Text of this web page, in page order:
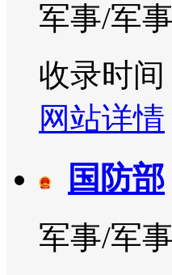
军事/军
收录时间
网站详情
国防部
军事/军